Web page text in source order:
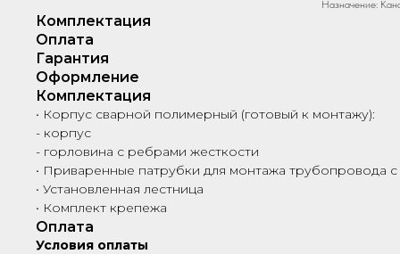
Назначение:
Комплектация
Оплата
Гарантия
Оформление
Комплектация
• Корпус сварной полимерный (готовый к монтажу):
- корпус
- горловина с ребрами жесткости
• Приваренные патрубки для монтажа трубопровода
• Установленная лестница
• Комплект крепежа
Оплата
Условия оплаты